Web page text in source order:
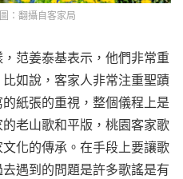
：翻攝自客家局
范姜泰基表示，他們非常重
如說，客家人非常注重聖蹟
紙張的重視，整個儀程上是
老山歌和平版，桃園客家歌
化的傳承。在手段上要讓歌
遇到的問題是許多歌謠是有